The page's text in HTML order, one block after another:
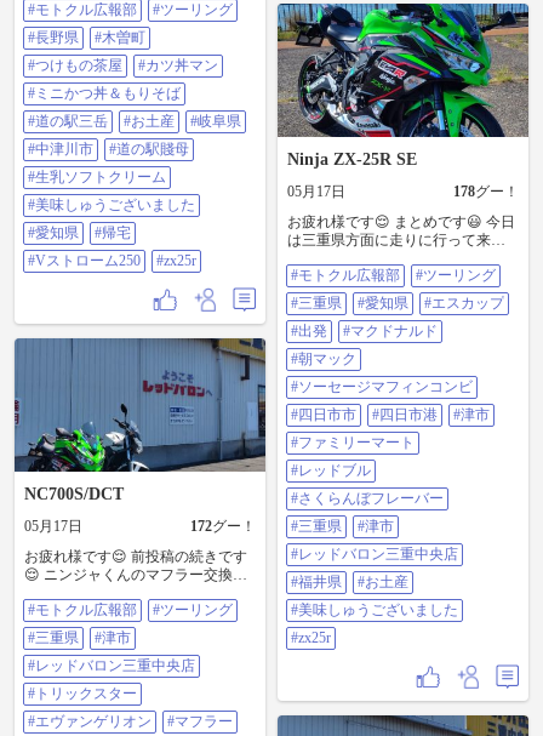
産を買いに😁 道の駅三岳に行きま
した😄 次に、岐阜県の中津川市に
戻ってから🙋 道の駅賤母で😁 生乳
ソフトクリーム🍦を食べました👍
😉 後は気合で😆 自宅まで休憩無し
で帰って来ました😊 久しぶりの長
野県方面のツーリングは楽しかっ
たです🎵😁 ＃モトクル広報部 ＃ツ
ーリング ＃長野県 ＃木曽町 ＃つけ
もの茶屋 ＃カツ丼マン ＃ミニかつ
丼＆もりそば ＃道の駅三岳 ＃お土
産 ＃岐阜県 ＃中津川市 ＃道の駅賤
母 ＃生乳ソフトクリーム ＃美味し
ゅうございました ＃愛知県 ＃帰宅
＃Vストローム250 ＃zx25r
#モトクル広報部
#ツーリング
#長野県
#木曽町
#つけもの茶屋
#カツ丼マン
#ミニかつ丼＆もりそば
#道の駅三岳
#お土産
#岐阜県
#中津川市
#道の駅賤母
#生乳ソフトクリーム
#美味しゅうございました
#愛知県
#帰宅
#Vストローム250
#zx25r
NC700S/DCT
05月17日 172グー！
お疲れ様です😌 前投稿の続きです
😌 ニンジャくんのマフラー交換の
😄 次に、お昼ご飯を食べる為に🙋
四日市市に移動して、ゑびすに行
きました😊 次に、メンテナンスで
お世話になっているバイク屋さん
に行って😄 ココでも福井県方面に
行った時のお土産を渡しました😁
アレコレ話て、ガツンゴールドを
#モトクル広報部
#ツーリング
#三重県
#津市
#レッドバロン三重中央店
#トリックスター
#エヴァンゲリオン
#マフラー
Ninja ZX-25R SE
05月17日 178グー！
お疲れ様です😌 まとめです😃 今日
は三重県方面に走りに行って来ま
スカップを飲んでから自宅を出発
しました😆 最初に向かったのが朝
食の為に😁 朝🌄マックに行きまし
た👍😉 次に、三重県の四日市市に
入ってから😄 四日市港に行きまし
た😊 次に、津市に入ってからコン
ビニ休憩で🙋 レッドブルを注入し
ました👍😉 次に、今日の目的地の
バイク屋さんに到着😁 福井県方面
に行った時のお土産を渡しました
😊 ＃モトクル広報部 ＃ツーリング
＃三重県 ＃愛知県 ＃エスカップ ＃
出発 ＃マクドナルド ＃朝マック ＃
ソーセージマフィンコンビ ＃四日
市市 ＃四日市港 ＃津市 ＃ファミリ
ーマート ＃レッドブル ＃さくらん
ぼフレーバー ＃三重県 ＃津市 ＃レ
ッドバロン三重中央店 ＃福井県 ＃
お土産 ＃美味しゅうございました
＃zx25r
#モトクル広報部
#ツーリング
#三重県
#愛知県
#エスカップ
#出発
#マクドナルド
#朝マック
#ソーセージマフィンコンビ
#四日市市
#四日市港
#津市
#ファミリーマート
#レッドブル
#さくらんぼフレーバー
#三重県
#津市
#レッドバロン三重中央店
#福井県
#お土産
#美味しゅうございました
#zx25r